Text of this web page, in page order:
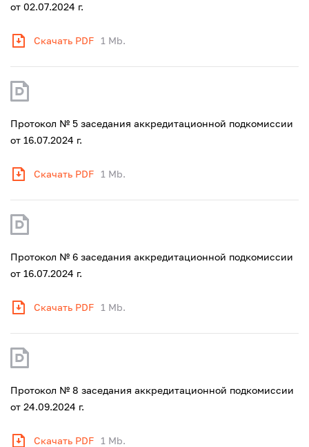
от 02.07.2024 г.
Скачать PDF 1 Mb.
Протокол № 5 заседания аккредитационной подкомиссии
от 16.07.2024 г.
Скачать PDF 1 Mb.
Протокол № 6 заседания аккредитационной подкомиссии
от 16.07.2024 г.
Скачать PDF 1 Mb.
Протокол № 8 заседания аккредитационной подкомиссии
от 24.09.2024 г.
Скачать PDF 1 Mb.